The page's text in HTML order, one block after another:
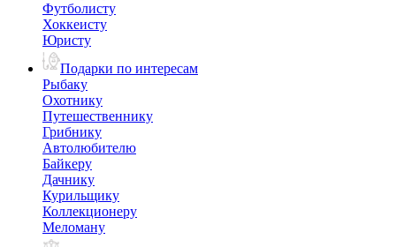
Футболисту
Хоккеисту
Юристу
Подарки по интересам
Рыбаку
Охотнику
Путешественнику
Грибнику
Автолюбителю
Байкеру
Дачнику
Курильщику
Коллекционеру
Меломану